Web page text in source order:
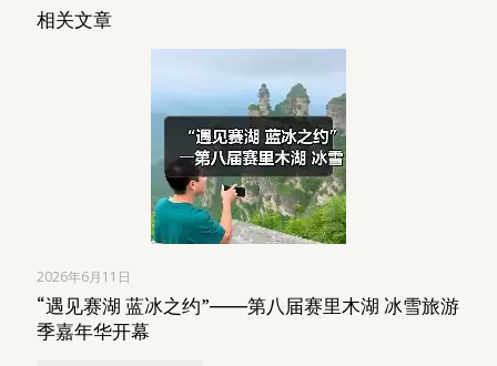
相关文章
2026年6月11日
“遇见赛湖 蓝冰之约”――第八届赛里木湖 冰雪旅游
季嘉年华开幕